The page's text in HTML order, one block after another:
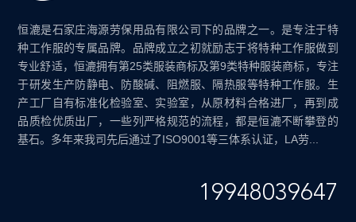
恒漉是石家庄海源劳保用品有限公司下的品牌之一。是专注于特
种工作服的专属品牌。品牌成立之初就励志于将特种工作服做到
专业舒适，恒漉拥有第25类服装商标及第9类特种服装商标，专注
于研发生产防静电、防酸碱、阻燃服、隔热服等特种工作服。生
产工厂自有标准化检验室、实验室，从原材料合格进厂，再到成
品质检优质出厂，一些列严格规范的流程，都是恒漉不断攀登的
基石。多年来我司先后通过了ISO9001等三体系认证，LA劳...
19948039647